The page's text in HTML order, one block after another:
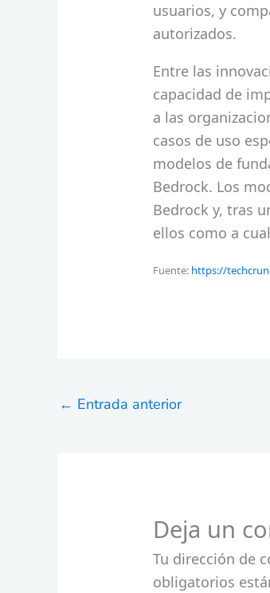
usuarios, y
autorizados.
Entre las
capacidad de
a las
casos de uso
modelos de
Bedrock. Los
Bedrock y, tras
ellos como a
Fuente: https://
← Entrada anterior
Deja un
Tu dirección de
obligatorios